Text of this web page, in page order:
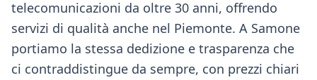
telecomunicazioni da oltre 30 anni, offrendo
servizi di qualità anche nel Piemonte. A Samone
portiamo la stessa dedizione e trasparenza che
ci contraddistingue da sempre, con prezzi chiari